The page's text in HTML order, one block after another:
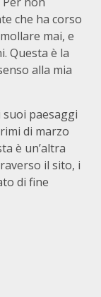
che ha corso
mai, e
Questa è la
alla mia
suoi paesaggi
di marzo
è un’altra
il sito, i
di fine